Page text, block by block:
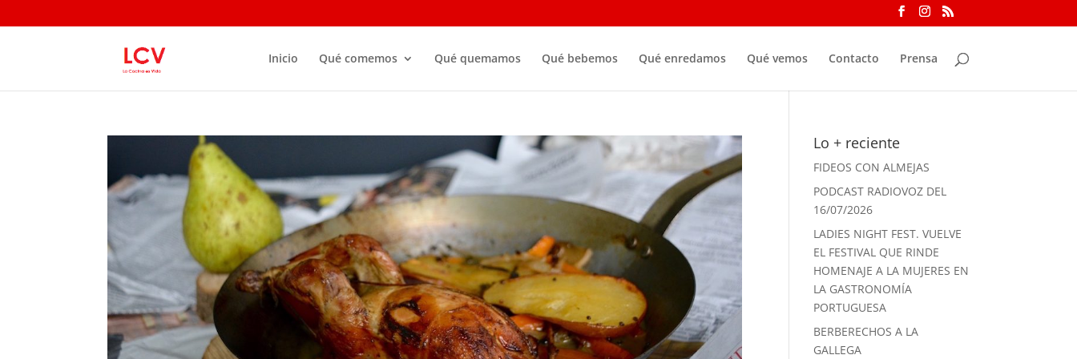
Inicio Qué comemos Qué quemamos Qué bebemos Qué enredamos Qué vemos Contacto Prensa
Lo + reciente
FIDEOS CON ALMEJAS
PODCAST RADIOVOZ DEL
16/07/2026
LADIES NIGHT FEST. VUELVE
EL FESTIVAL QUE RINDE
HOMENAJE A LA MUJERES EN
LA GASTRONOMÍA
PORTUGUESA
BERBERECHOS A LA
GALLEGA